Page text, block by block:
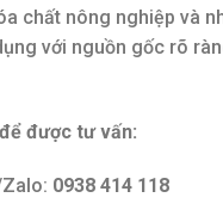
chất nông nghiệp và
với nguồn gốc rõ
được tư vấn:
0938 414 118